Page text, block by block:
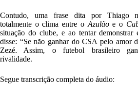
Contudo, uma frase dita por Thiago
totalmente o clima entre o Azulãoe o
situação do clube, e ao tentar demonstrar
disse: “Se não ganhar do CSA pelo amor
Zezé. Assim, o futebol brasileiro
rivalidade.
Segue transcrição completa do áudio: